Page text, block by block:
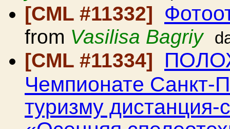
[CML #11332]
from Vasilisa Bagriy
[CML #11334]
Чемпионате Санкт-
туризму